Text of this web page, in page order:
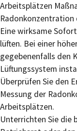
Arbeitsplätzen
Radonkonzentration
Eine wirksame
lüften. Bei einer
gegebenenfalls den
Lüftungssystem
Überprüfen Sie den
Messung der
Arbeitsplätzen.
Unterrichten Sie die